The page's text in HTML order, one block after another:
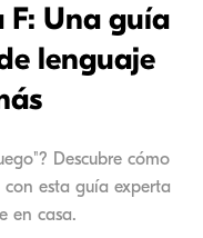
Una guía
lenguaje
Descubre cómo
esta guía experta
en casa.